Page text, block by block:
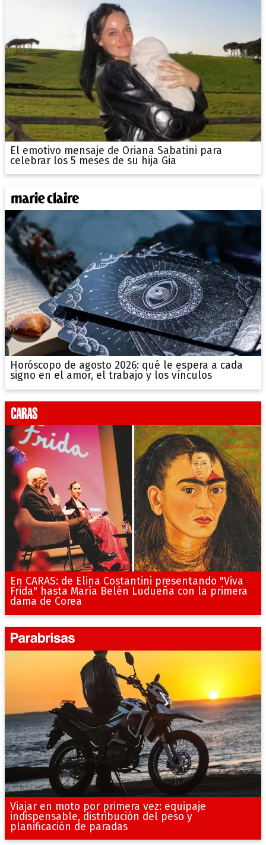
El emotivo mensaje de Oriana Sabatini para
celebrar los 5 meses de su hija Gia
Horóscopo de agosto 2026: qué le espera a cada
signo en el amor, el trabajo y los vínculos
En CARAS: de Elina Costantini presentando "Viva
Frida" hasta María Belén Ludueña con la primera
dama de Corea
Viajar en moto por primera vez: equipaje
indispensable, distribución del peso y
planificación de paradas